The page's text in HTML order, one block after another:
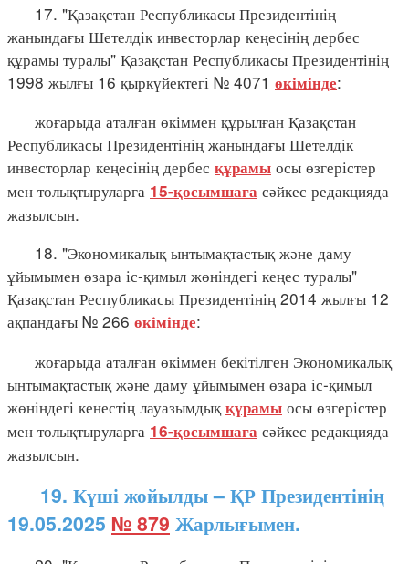
17. "Қазақстан Республикасы Президентінің
жанындағы Шетелдік инвесторлар кеңесінің дербес
құрамы туралы" Қазақстан Республикасы Президентінің
1998 жылғы 16 қыркүйектегі № 4071 өкімінде:
жоғарыда аталған өкіммен құрылған Қазақстан
Республикасы Президентінің жанындағы Шетелдік
инвесторлар кеңесінің дербес құрамы осы өзгерістер
мен толықтыруларға 15-қосымшаға сәйкес редакцияда
жазылсын.
18. "Экономикалық ынтымақтастық және даму
ұйымымен өзара іс-қимыл жөніндегі кеңес туралы"
Қазақстан Республикасы Президентінің 2014 жылғы 12
ақпандағы № 266 өкімінде:
жоғарыда аталған өкіммен бекітілген Экономикалық
ынтымақтастық және даму ұйымымен өзара іс-қимыл
жөніндегі кенестің лауазымдық құрамы осы өзгерістер
мен толықтыруларға 16-қосымшаға сәйкес редакцияда
жазылсын.
19. Күші жойылды – ҚР Президентінің
19.05.2025 № 879 Жарлығымен.